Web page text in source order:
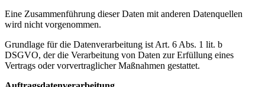
Eine Zusammenführung dieser Daten mit anderen Datenquellen
wird nicht vorgenommen.
Grundlage für die Datenverarbeitung ist Art. 6 Abs. 1 lit. b
DSGVO, der die Verarbeitung von Daten zur Erfüllung eines
Vertrags oder vorvertraglicher Maßnahmen gestattet.